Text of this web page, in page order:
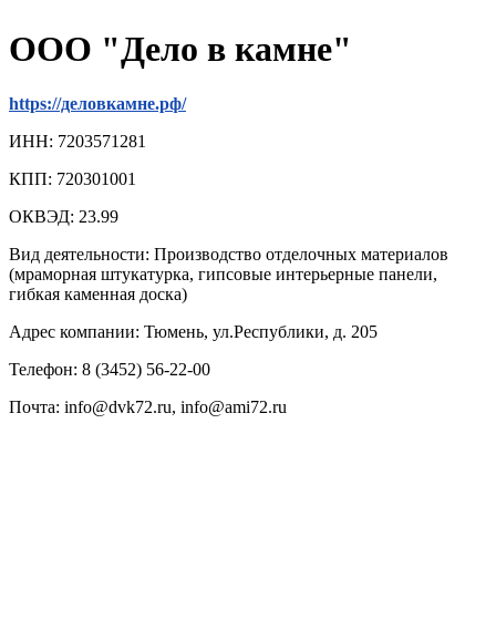
ООО "Дело в камне"
https://деловкамне.рф/
ИНН: 7203571281
КПП: 720301001
ОКВЭД: 23.99
Вид деятельности: Производство отделочных материалов
(мраморная штукатурка, гипсовые интерьерные панели,
гибкая каменная доска)
Адрес компании: Тюмень, ул.Республики, д. 205
Телефон: 8 (3452) 56-22-00
Почта: info@dvk72.ru, info@ami72.ru